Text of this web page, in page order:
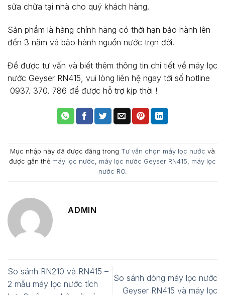
sửa chữa tại nhà cho quý khách hàng.
Sản phẩm là hàng chính hãng có thời hạn bảo hành lên
đến 3 năm và bảo hành nguồn nước trọn đời.
Để được tư vấn và biết thêm thông tin chi tiết về máy lọc
nước Geyser RN415, vui lòng liên hệ ngay tới số hotline
0937. 370. 786 để được hỗ trợ kịp thời !
Mục nhập này đã được đăng trong Tư vấn chọn máy lọc nước và
được gắn thẻ máy lọc nước, máy lọc nước Geyser RN415, máy lọc
nước RO.
ADMIN
So sánh RN210 và RN415 –
2 mẫu máy lọc nước tích
So sánh dòng máy lọc nước
Geyser RN415 và máy lọc